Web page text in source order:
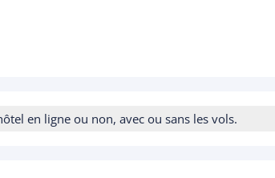
en ligne ou non, avec ou sans les vols.